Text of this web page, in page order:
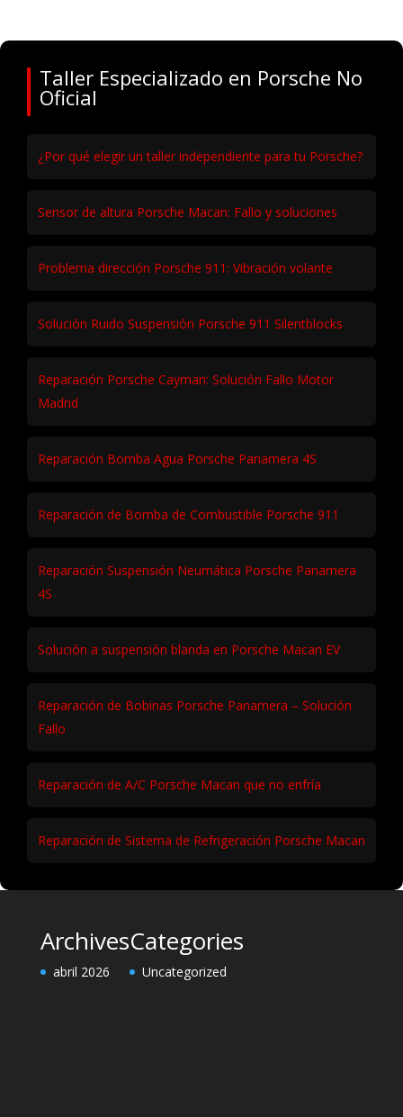
Taller Especializado en Porsche No
Oficial
¿Por qué elegir un taller independiente para tu Porsche?
Sensor de altura Porsche Macan: Fallo y soluciones
Problema dirección Porsche 911: Vibración volante
Solución Ruido Suspensión Porsche 911 Silentblocks
Reparación Porsche Cayman: Solución Fallo Motor
Madrid
Reparación Bomba Agua Porsche Panamera 4S
Reparación de Bomba de Combustible Porsche 911
Reparación Suspensión Neumática Porsche Panamera
4S
Solución a suspensión blanda en Porsche Macan EV
Reparación de Bobinas Porsche Panamera – Solución
Fallo
Reparación de A/C Porsche Macan que no enfría
Reparación de Sistema de Refrigeración Porsche Macan
Archives
abril 2026
Categories
Uncategorized